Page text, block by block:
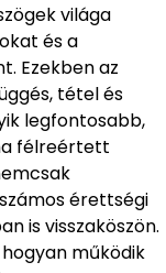
világa
és a
Ezekben az
tétel és
legfontosabb,
félreértett
érettségi
is visszaköszön.
működik